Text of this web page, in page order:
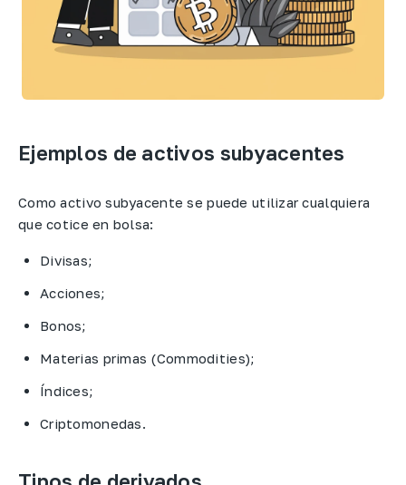
Ejemplos de activos subyacentes
Como activo subyacente se puede utilizar cualquiera
que cotice en bolsa:
Divisas;
Acciones;
Bonos;
Materias primas (Commodities);
Índices;
Criptomonedas.